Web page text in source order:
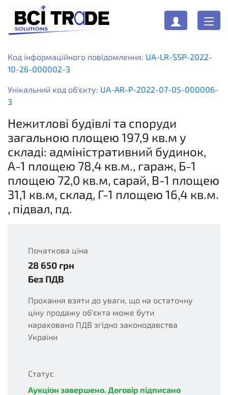
Код інформаційного повідомлення: UA-LR-SSP-2022-
10-26-000002-3
Унікальний код об'єкту: UA-AR-P-2022-07-05-000006-
3
Нежитлові будівлі та споруди
загальною площею 197,9 кв.м у
складі: адміністративний будинок,
А-1 площею 78,4 кв.м., гараж, Б-1
площею 72,0 кв.м, сарай, В-1 площею
31,1 кв.м, склад, Г-1 площею 16,4 кв.м.
, підвал, пд.
Початкова ціна
28 650 грн
Без ПДВ
Прохання взяти до уваги, що на остаточну
ціну продажу об'єкта може бути
нараховано ПДВ згідно законодавства
України
Статус
Аукціон завершено. Договір підписано